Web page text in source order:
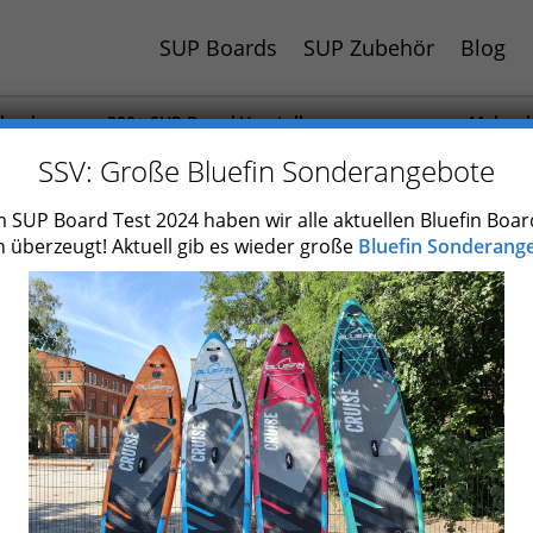
SUP Boards SUP Zubehör Blog
300+ SUP Board Vorstellungen
Auch Paddel und Zubehör getestet
Mehr
SUP
besten SUP Boards für
(Bestenliste)
SSV: Große Bluefin Sonderangebote
SUP Board Test 2024 haben wir alle aktuellen Bluefin
überzeugt! Aktuell gib es wieder große Bluefin